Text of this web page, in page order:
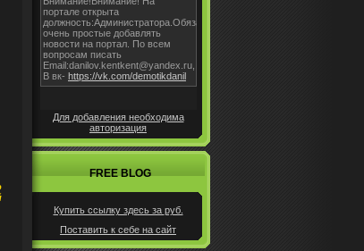
Для добавления необходима
авторизация
FREE BLOG
Купить ссылку здесь за руб.
Поставить к себе на сайт